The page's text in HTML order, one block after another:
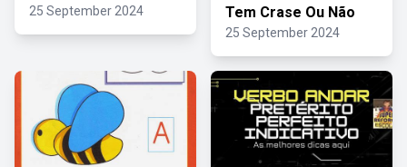
25 September 2024
Tem Crase Ou Não
25 September 2024